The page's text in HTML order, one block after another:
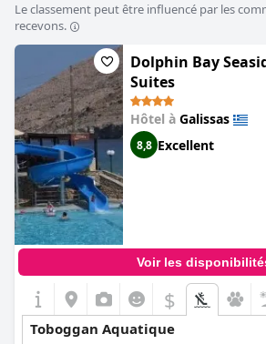
Le classement peut être influencé par les
recevons.
Dolphin Bay
Suites
Hôtel à Galissas
8,8 Excellent
Voir les
$
Toboggan Aquatique